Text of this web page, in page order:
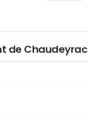
de Chaudeyrac